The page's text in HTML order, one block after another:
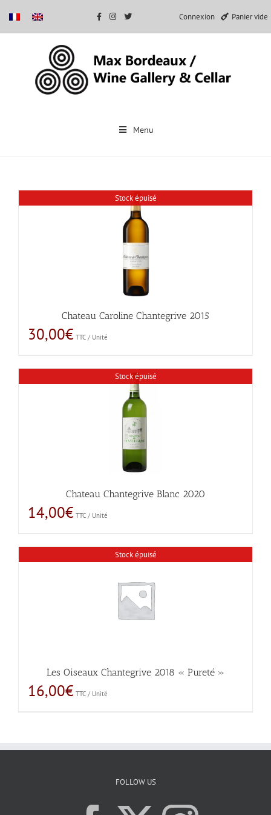
Connexion Panier vide
Menu
Stock épuisé
Chateau Caroline Chantegrive 2015
30,00€ TTC / Unité
Stock épuisé
Chateau Chantegrive Blanc 2020
14,00€ TTC / Unité
Stock épuisé
Les Oiseaux Chantegrive 2018 « Pureté »
16,00€ TTC / Unité
FOLLOW US